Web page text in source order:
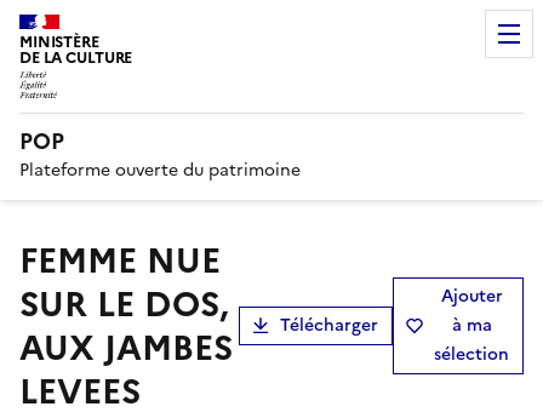
MINISTÈRE
DE LA CULTURE
POP
Plateforme ouverte du patrimoine
FEMME NUE
SUR LE DOS,
AUX JAMBES
LEVEES
Télécharger
Ajouter
à ma
sélection